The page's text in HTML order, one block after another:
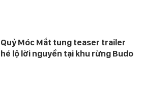
Quỷ Móc Mắt tung teaser trailer
hé lộ lời nguyền tại khu rừng Budo